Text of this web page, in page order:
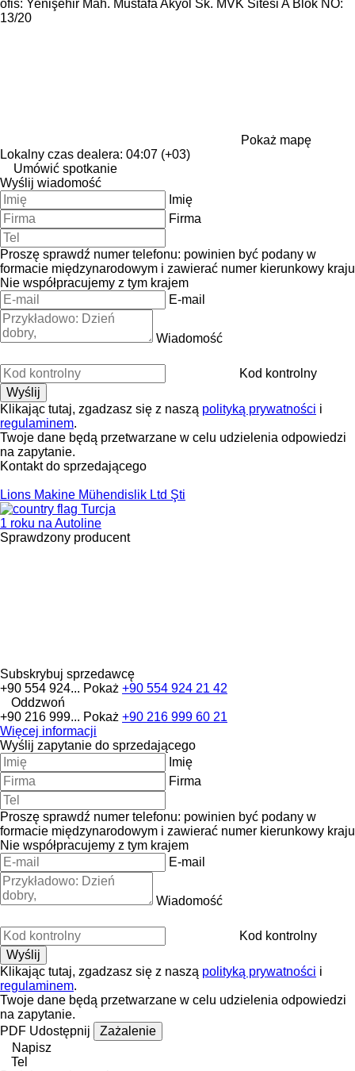
ofis: Yenişehir Mah. Mustafa Akyol Sk. MVK Sitesi A Blok NO:
13/20
Pokaż mapę
Lokalny czas dealera: 04:07 (+03)
Umówić spotkanie
Wyślij wiadomość
Imię
Firma
Proszę sprawdź numer telefonu: powinien być podany w
formacie międzynarodowym i zawierać numer kierunkowy kraju
Nie współpracujemy z tym krajem
E-mail
Wiadomość
Kod kontrolny
Klikając tutaj, zgadzasz się z naszą polityką prywatności i
regulaminem.
Twoje dane będą przetwarzane w celu udzielenia odpowiedzi
na zapytanie.
Kontakt do sprzedającego
Lions Makine Mühendislik Ltd Şti
Turcja
1 roku na Autoline
Sprawdzony producent
Subskrybuj sprzedawcę
+90 554 924... Pokaż +90 554 924 21 42
Oddzwoń
+90 216 999... Pokaż +90 216 999 60 21
Więcej informacji
Wyślij zapytanie do sprzedającego
Imię
Firma
Proszę sprawdź numer telefonu: powinien być podany w
formacie międzynarodowym i zawierać numer kierunkowy kraju
Nie współpracujemy z tym krajem
E-mail
Wiadomość
Kod kontrolny
Klikając tutaj, zgadzasz się z naszą polityką prywatności i
regulaminem.
Twoje dane będą przetwarzane w celu udzielenia odpowiedzi
na zapytanie.
PDF Udostępnij
Zażalenie
Napisz
Tel